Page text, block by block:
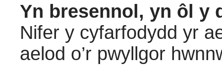
Yn bresennol, yn ôl y
Nifer y cyfarfodydd yr
aelod o’r pwyllgor